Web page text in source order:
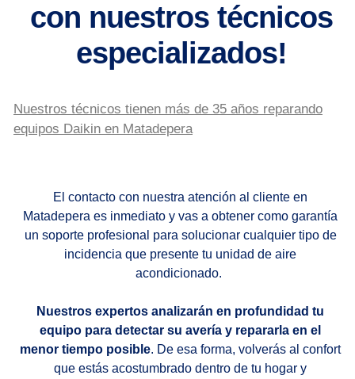
con nuestros técnicos
especializados!
Nuestros técnicos tienen más de 35 años reparando
equipos Daikin en Matadepera
El contacto con nuestra atención al cliente en
Matadepera es inmediato y vas a obtener como garantía
un soporte profesional para solucionar cualquier tipo de
incidencia que presente tu unidad de aire
acondicionado.
Nuestros expertos analizarán en profundidad tu
equipo para detectar su avería y repararla en el
menor tiempo posible. De esa forma, volverás al confort
que estás acostumbrado dentro de tu hogar y